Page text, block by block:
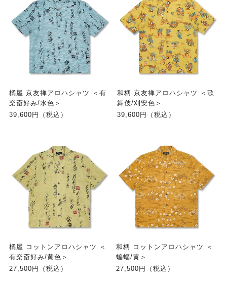
橘屋 京友禅アロハシャツ ＜有
楽斎好み/水色＞
39,600円（税込）
和柄 京友禅アロハシャツ ＜歌
舞伎/刈安色＞
39,600円（税込）
橘屋 コットンアロハシャツ ＜
有楽斎好み/黄色＞
27,500円（税込）
和柄 コットンアロハシャツ ＜
蝙蝠/黄＞
27,500円（税込）